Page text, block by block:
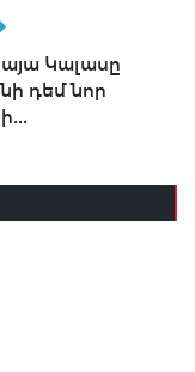
Կալասը
դեմ նոր